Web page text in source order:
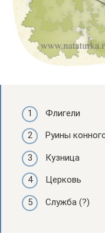
Флигели
Руины
Кузница
Церковь
Служба (?)